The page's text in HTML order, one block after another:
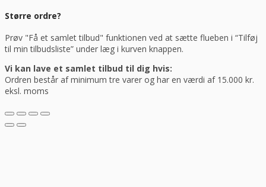
Større ordre?
Prøv "Få et samlet tilbud" funktionen ved at sætte flueben i “Tilføj
til min tilbudsliste” under læg i kurven knappen.
Vi kan lave et samlet tilbud til dig hvis:
Ordren består af minimum tre varer og har en værdi af 15.000 kr.
eksl. moms